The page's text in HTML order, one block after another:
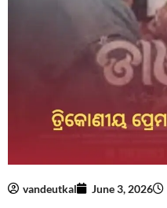
vandeutkal June 3, 2026